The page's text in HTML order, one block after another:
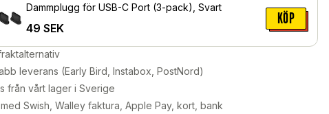
Dammplugg för USB-C Port (3-pack), Svart
49 SEK
KÖP
leverans (Early Bird, Instabox, PostNord)
från vårt lager i Sverige
Swish, Walley faktura, Apple Pay, kort, bank